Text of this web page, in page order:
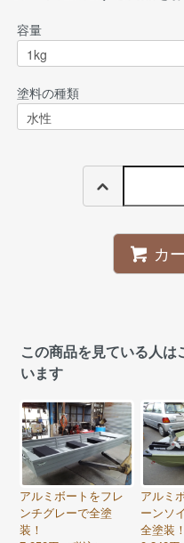
容量
塗料の種類
カ
この商品を見ている人は
います
アルミボートをフレ
ンチグレーで全塗
装！
アルミ
ーンソ
全塗装！